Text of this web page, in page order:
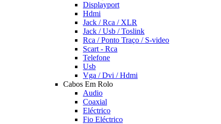
Displayport
Hdmi
Jack / Rca / XLR
Jack / Usb / Toslink
Rca / Ponto Traço / S-video
Scart - Rca
Telefone
Usb
Vga / Dvi / Hdmi
Cabos Em Rolo
Audio
Coaxial
Eléctrico
Fio Eléctrico